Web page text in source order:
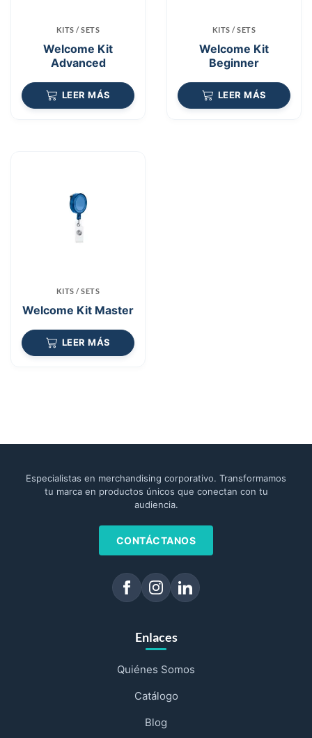
KITS / SETS
Welcome Kit
Advanced
LEER MÁS
KITS / SETS
Welcome Kit
Beginner
LEER MÁS
KITS / SETS
Welcome Kit Master
LEER MÁS
Especialistas en merchandising corporativo. Transformamos
tu marca en productos únicos que conectan con tu
audiencia.
CONTÁCTANOS
Enlaces
Quiénes Somos
Catálogo
Blog